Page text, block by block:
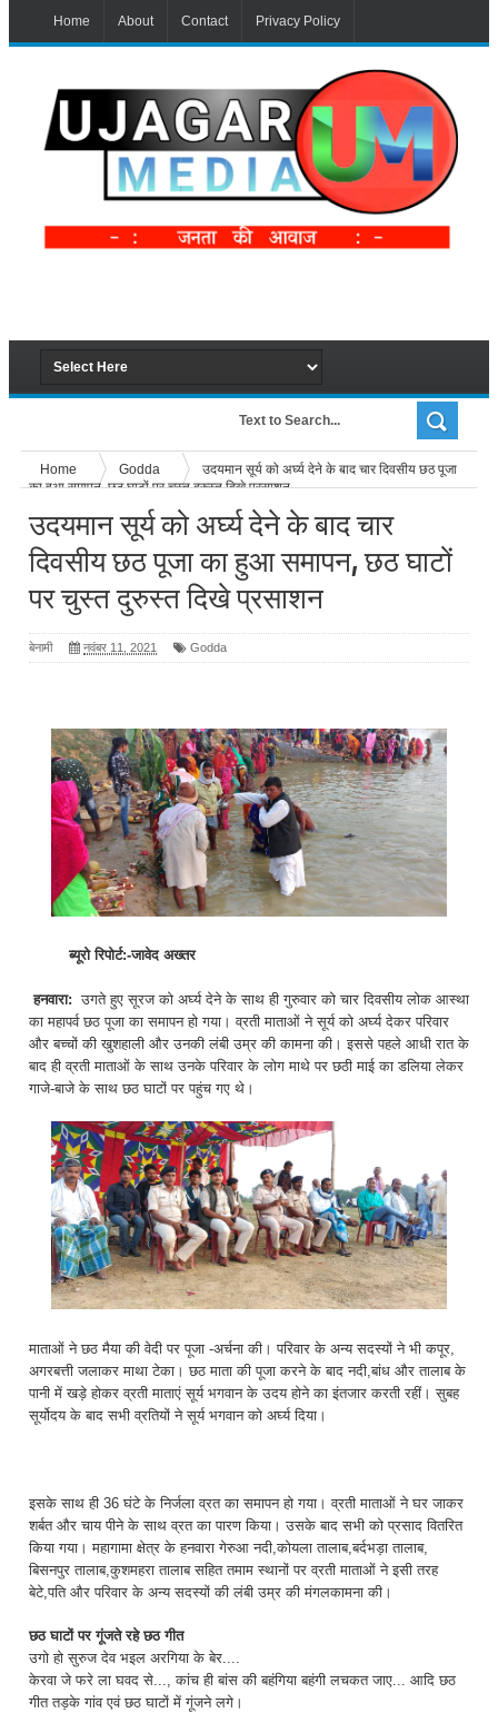
Home About Contact Privacy Policy
Home Godda
उदयमान सूर्य को अर्घ्य देने के बाद चार दिवसीय छठ पूजा
का हुआ समापन, छठ घाटों पर चुस्त दुरुस्त दिखे प्रसाशन
उदयमान सूर्य को अर्घ्य देने के बाद चार
दिवसीय छठ पूजा का हुआ समापन, छठ घाटों
पर चुस्त दुरुस्त दिखे प्रसाशन
बेनामी नवंबर 11, 2021 Godda
ब्यूरो रिपोर्ट:-जावेद अख्तर
हनवारा: उगते हुए सूरज को अर्घ्य देने के साथ ही गुरुवार को चार दिवसीय लोक आस्था
का महापर्व छठ पूजा का समापन हो गया। व्रती माताओं ने सूर्य को अर्घ्य देकर परिवार
और बच्चों की खुशहाली और उनकी लंबी उम्र की कामना की। इससे पहले आधी रात के
बाद ही व्रती माताओं के साथ उनके परिवार के लोग माथे पर छठी माई का डलिया लेकर
गाजे-बाजे के साथ छठ घाटों पर पहुंच गए थे।
माताओं ने छठ मैया की वेदी पर पूजा -अर्चना की। परिवार के अन्य सदस्यों ने भी कपूर,
अगरबत्ती जलाकर माथा टेका। छठ माता की पूजा करने के बाद नदी,बांध और तालाब के
पानी में खड़े होकर व्रती माताएं सूर्य भगवान के उदय होने का इंतजार करती रहीं। सुबह
सूर्योदय के बाद सभी व्रतियों ने सूर्य भगवान को अर्घ्य दिया।
इसके साथ ही 36 घंटे के निर्जला व्रत का समापन हो गया। व्रती माताओं ने घर जाकर
शर्बत और चाय पीने के साथ व्रत का पारण किया। उसके बाद सभी को प्रसाद वितरित
किया गया। महागामा क्षेत्र के हनवारा गेरुआ नदी,कोयला तालाब,बर्दभड़ा तालाब,
बिसनपुर तालाब,कुशमहरा तालाब सहित तमाम स्थानों पर व्रती माताओं ने इसी तरह
बेटे,पति और परिवार के अन्य सदस्यों की लंबी उम्र की मंगलकामना की।
छठ घाटों पर गूंजते रहे छठ गीत
उगो हो सुरुज देव भइल अरगिया के बेर....
केरवा जे फरे ला घवद से..., कांच ही बांस की बहंगिया बहंगी लचकत जाए... आदि छठ
गीत तड़के गांव एवं छठ घाटों में गूंजने लगे।